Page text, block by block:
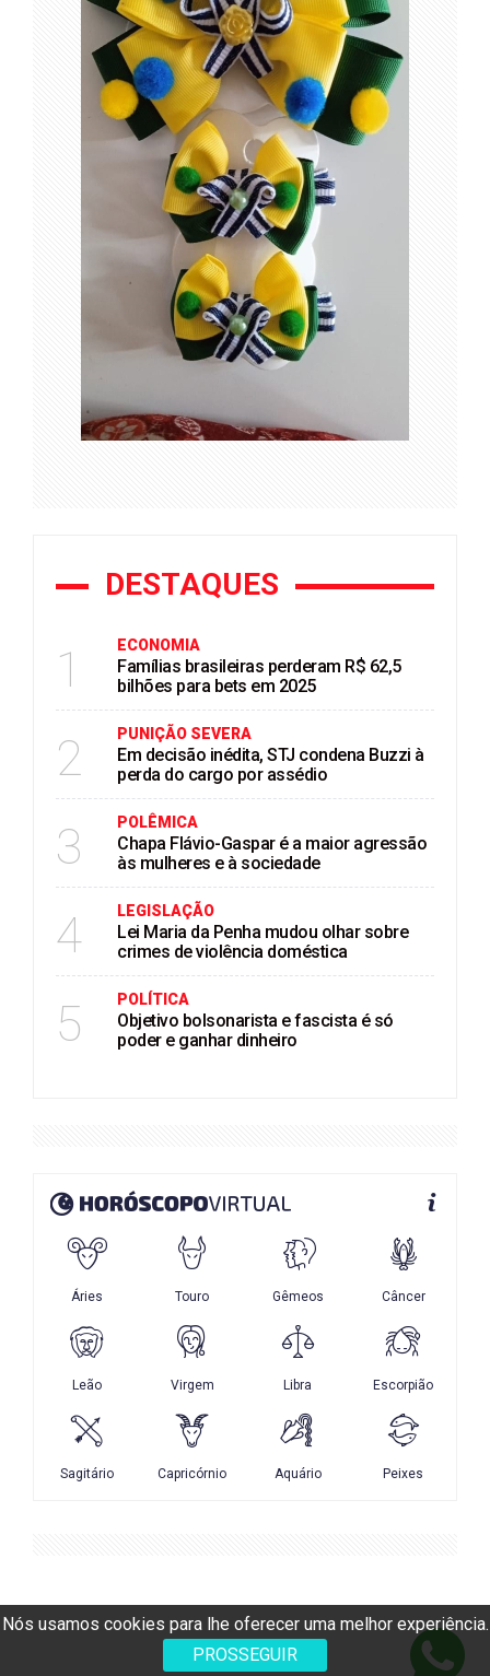
Nós usamos cookies para lhe oferecer uma melhor experiência.
PROSSEGUIR
DESTAQUES
1 ECONOMIA
Famílias brasileiras perderam R$ 62,5
bilhões para bets em 2025
2 PUNIÇÃO SEVERA
Em decisão inédita, STJ condena Buzzi à
perda do cargo por assédio
3 POLÊMICA
Chapa Flávio-Gaspar é a maior agressão
às mulheres e à sociedade
4 LEGISLAÇÃO
Lei Maria da Penha mudou olhar sobre
crimes de violência doméstica
5 POLÍTICA
Objetivo bolsonarista e fascista é só
poder e ganhar dinheiro